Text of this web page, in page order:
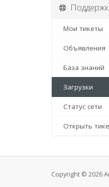
Мои тикеты
Объявления
База знаний
Загрузки
Статус сети
Открыть
Copyright © 2026